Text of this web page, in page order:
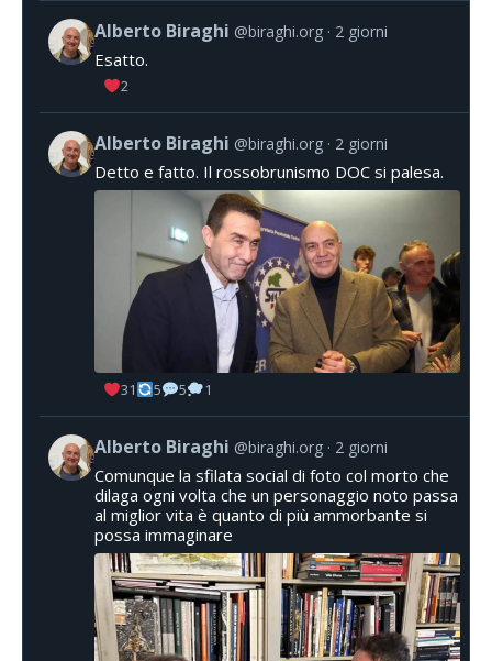
Alberto Biraghi @biraghi.org 2 giorni
Esatto.
2
Alberto Biraghi @biraghi.org 2 giorni
Detto e fatto. Il rossobrunismo DOC si palesa.
31 5 5 1
Alberto Biraghi @biraghi.org 2 giorni
Comunque la sfilata social di foto col morto che
dilaga ogni volta che un personaggio noto passa
al miglior vita è quanto di più ammorbante si
possa immaginare